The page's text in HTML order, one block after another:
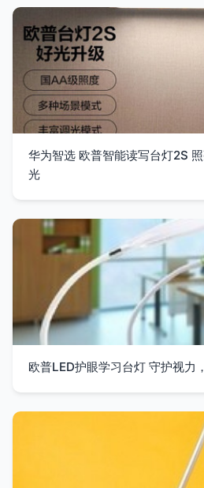
华为智选 欧普智能读写台灯2S
光
欧普LED护眼学习台灯 守护视力